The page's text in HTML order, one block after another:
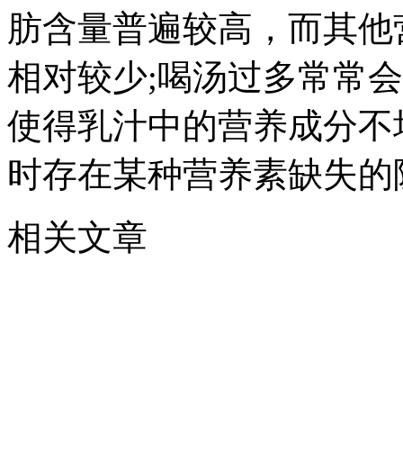
肪含量普遍较高，而其
相对较少;喝汤过多常常
使得乳汁中的营养成分
时存在某种营养素缺失的
相关文章